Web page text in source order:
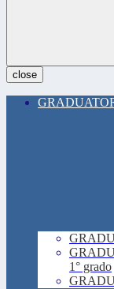
close
1° grado